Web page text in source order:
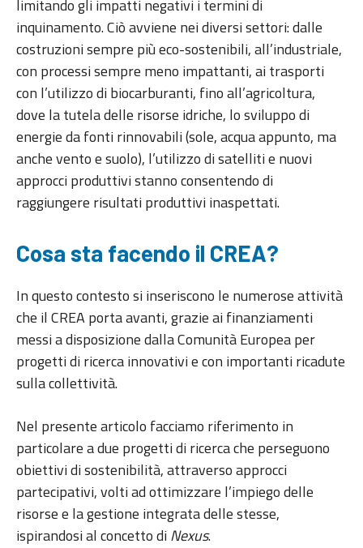
limitando gli impatti negativi i termini di
inquinamento. Ciò avviene nei diversi settori: dalle
costruzioni sempre più eco-sostenibili, all’industriale,
con processi sempre meno impattanti, ai trasporti
con l’utilizzo di biocarburanti, fino all’agricoltura,
dove la tutela delle risorse idriche, lo sviluppo di
energie da fonti rinnovabili (sole, acqua appunto, ma
anche vento e suolo), l’utilizzo di satelliti e nuovi
approcci produttivi stanno consentendo di
raggiungere risultati produttivi inaspettati.
Cosa sta facendo il CREA?
In questo contesto si inseriscono le numerose attività
che il CREA porta avanti, grazie ai finanziamenti
messi a disposizione dalla Comunità Europea per
progetti di ricerca innovativi e con importanti ricadute
sulla collettività.
Nel presente articolo facciamo riferimento in
particolare a due progetti di ricerca che perseguono
obiettivi di sostenibilità, attraverso approcci
partecipativi, volti ad ottimizzare l’impiego delle
risorse e la gestione integrata delle stesse,
ispirandosi al concetto diNexus.